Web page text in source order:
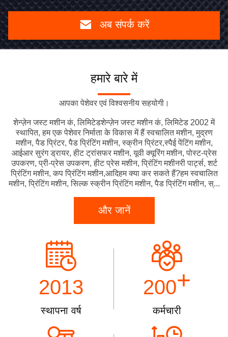
अब संपर्क करें
हमारे बारे में
आपका पेशेवर एवं विश्वसनीय सहयोगी।
शेन्ज़ेन जस्ट मशीन कं, लिमिटेडशेन्ज़ेन जस्ट मशीन कं, लिमिटेड 2002 में
स्थापित, हम एक पेशेवर निर्माता के विकास में हैं स्वचालित मशीन, मुद्रण
मशीन, पैड प्रिंटर, पैड प्रिंटिंग मशीन, स्क्रीन प्रिंटर,स्पैई पेंटिंग मशीन,
आईआर सुरंग ड्रायर, हीट ट्रांसफर मशीन, यूवी क्यूरिंग मशीन, पोस्ट-प्रेस
उपकरण, प्री-प्रेस उपकरण, हीट प्रेस मशीन, प्रिंटिंग मशीनरी पार्ट्स, शर्ट
प्रिंटिंग मशीन, कप प्रिंटिंग मशीन,आदिहम क्या कर सकते हैं?हम स्वचालित
मशीन, प्रिंटिंग मशीन, सिल्क स्क्रीन प्रिंटिंग मशीन, पैड प्रिंटिंग मशीन, स्...
और जानें
2013
स्थापना वर्ष
200+
कर्मचारी